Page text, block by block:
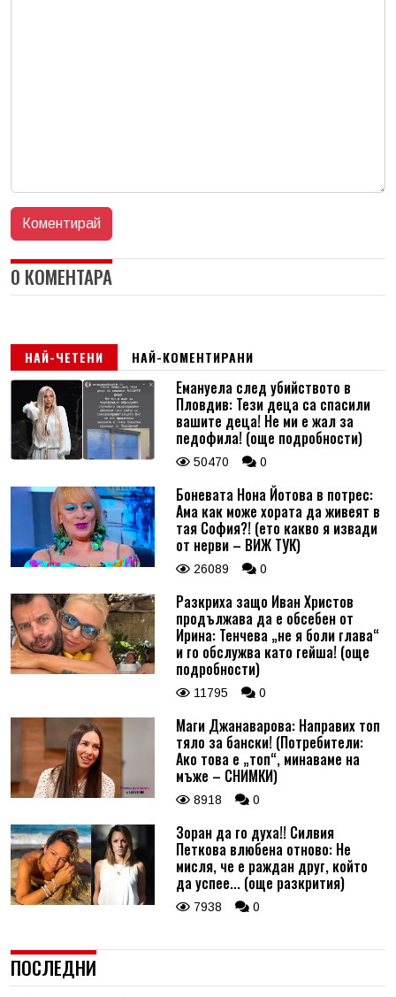
0 КОМЕНТАРА
НАЙ-ЧЕТЕНИ НАЙ-КОМЕНТИРАНИ
Емануела след убийството в
Пловдив: Тези деца са спасили
вашите деца! Не ми е жал за
педофила! (още подробности)
50470 0
Боневата Нона Йотова в потрес:
Ама как може хората да живеят в
тая София?! (ето какво я извади
от нерви – ВИЖ ТУК)
26089 0
Разкриха защо Иван Христов
продължава да е обсебен от
Ирина: Тенчева „не я боли глава“
и го обслужва като гейша! (още
подробности)
11795 0
Маги Джанаварова: Направих топ
тяло за бански! (Потребители:
Ако това е „топ“, минаваме на
мъже – СНИМКИ)
8918 0
Зоран да го духа!! Силвия
Петкова влюбена отново: Не
мисля, че е раждан друг, който
да успее... (още разкрития)
7938 0
ПОСЛЕДНИ